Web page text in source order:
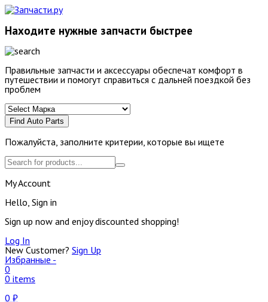
Находите нужные запчасти быстрее
Правильные запчасти и аксессуары обеспечат комфорт в
путешествии и помогут справиться с дальней поездкой без
проблем
Find Auto Parts
Пожалуйста, заполните критерии, которые вы ищете
My Account
Hello, Sign in
Sign up now and enjoy discounted shopping!
Log In
New Customer? Sign Up
Избранные -
0
0 items
0 ₽